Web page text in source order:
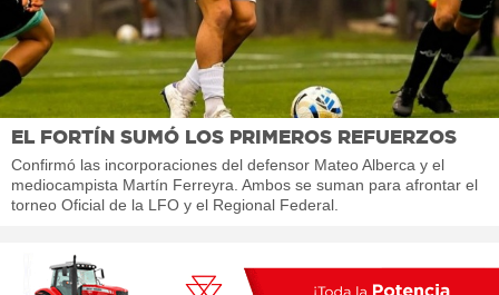
EL FORTÍN SUMÓ LOS PRIMEROS REFUERZOS
Confirmó las incorporaciones del defensor Mateo Alberca y el
mediocampista Martín Ferreyra. Ambos se suman para afrontar el
torneo Oficial de la LFO y el Regional Federal.